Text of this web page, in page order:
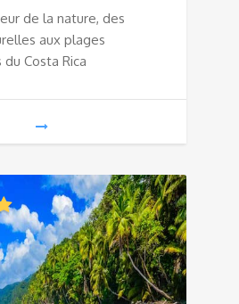
de la nature, des
aux plages
Costa Rica